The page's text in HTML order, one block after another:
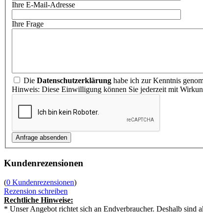
Ihre E-Mail-Adresse
Ihre Frage
Die Datenschutzerklärung habe ich zur Kenntnis
Hinweis: Diese Einwilligung können Sie jederzeit mit
Kundenrezensionen
(0 Kundenrezensionen)
Rezension schreiben
Rechtliche Hinweise:
* Unser Angebot richtet sich an Endverbraucher. Deshalb sind